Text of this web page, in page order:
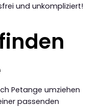
und unkompliziert!
Petange umziehen
passenden